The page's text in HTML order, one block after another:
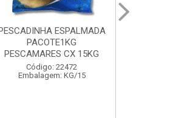
FILE DE PANGA PREMIUM
PACOTE 1KG CAIXA 10KG
Código: 20021
Embalagem: KG/10